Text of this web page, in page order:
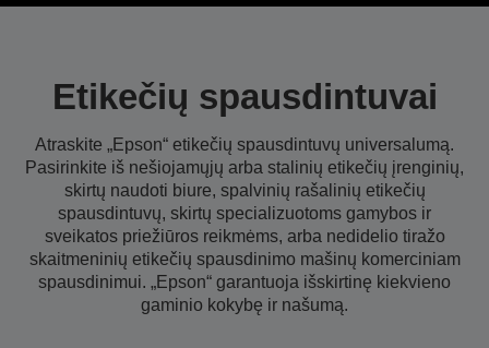
Etikečių spausdintuvai
Atraskite „Epson“ etikečių spausdintuvų universalumą.
Pasirinkite iš nešiojamųjų arba stalinių etikečių įrenginių,
skirtų naudoti biure, spalvinių rašalinių etikečių
spausdintuvų, skirtų specializuotoms gamybos ir
sveikatos priežiūros reikmėms, arba nedidelio tiražo
skaitmeninių etikečių spausdinimo mašinų komerciniam
spausdinimui. „Epson“ garantuoja išskirtinę kiekvieno
gaminio kokybę ir našumą.